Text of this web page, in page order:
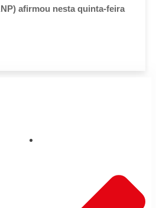
afirmou nesta quinta-feira